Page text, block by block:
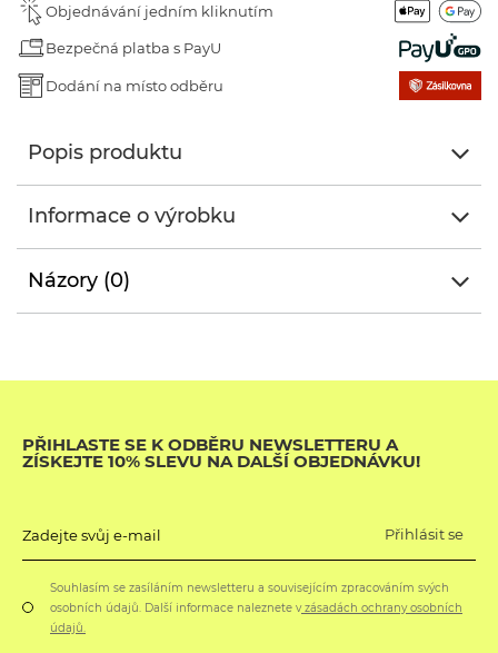
Objednávání jedním kliknutím
Bezpečná platba s PayU
Dodání na místo odběru
Popis produktu
Informace o výrobku
Názory (0)
PŘIHLASTE SE K ODBĚRU NEWSLETTERU A
ZÍSKEJTE 10% SLEVU NA DALŠÍ OBJEDNÁVKU!
Zadejte svůj e-mail Přihlásit se
Souhlasím se zasíláním newsletteru a souvisejícím zpracováním svých
osobních údajů. Další informace naleznete vzásadách ochrany osobních
údajů.